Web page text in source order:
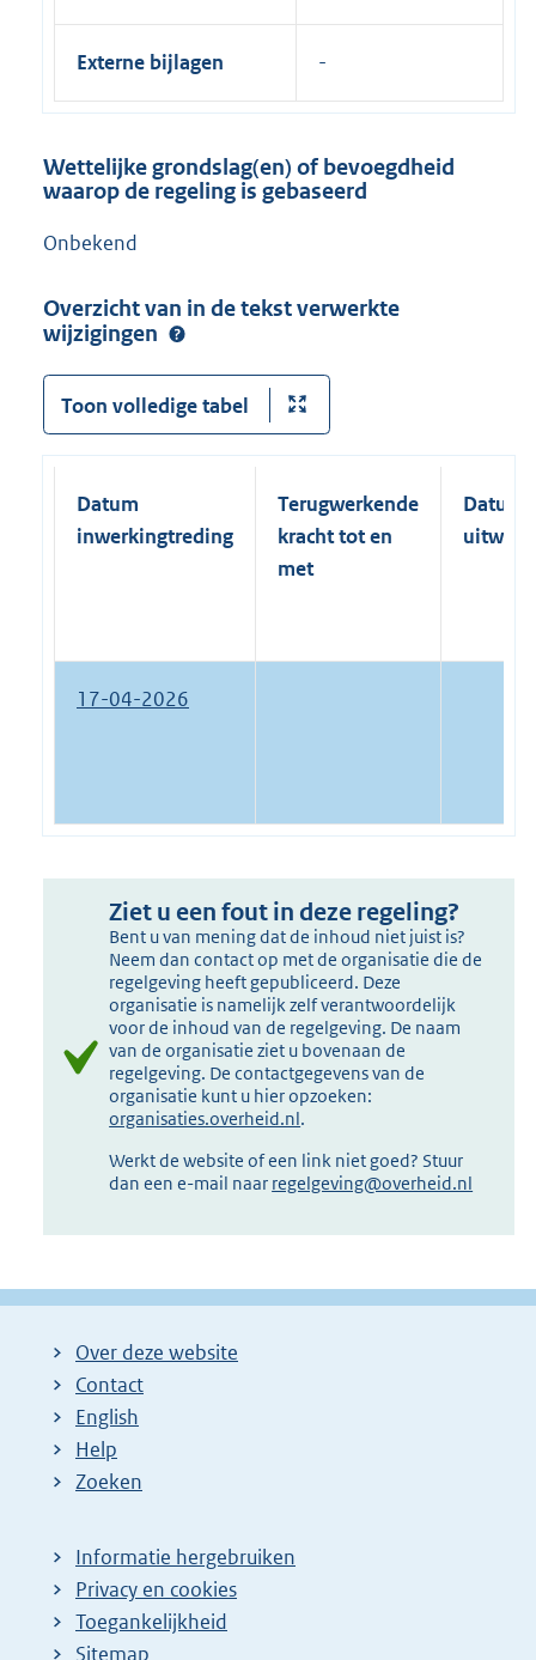
Externe bijlagen
Wettelijke grondslag(en) of bevoegdheid
waarop de regeling is gebaseerd
Onbekend
Overzicht van in de tekst verwerkte
wijzigingen
Toon volledige tabel
Datum
inwerkingtreding
Terugwerkende
kracht tot en
met
Datum
17-04-2026
Ziet u een fout in deze regeling?
Bent u van mening dat de inhoud niet juist is?
Neem dan contact op met de organisatie die de
regelgeving heeft gepubliceerd. Deze
organisatie is namelijk zelf verantwoordelijk
voor de inhoud van de regelgeving. De naam
van de organisatie ziet u bovenaan de
regelgeving. De contactgegevens van de
organisatie kunt u hier opzoeken:
organisaties.overheid.nl.
Werkt de website of een link niet goed? Stuur
dan een e-mail naar regelgeving@overheid.nl
Over deze website
Contact
English
Help
Zoeken
Informatie hergebruiken
Privacy en cookies
Toegankelijkheid
Sitemap